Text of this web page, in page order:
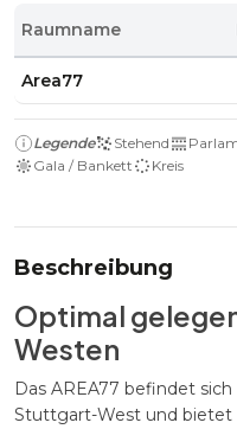
Raumname
Area77
Legende Stehend
Gala / Bankett
Kreis
Beschreibung
Optimal
Westen
Das AREA77 befindet
Stuttgart-West und bietet